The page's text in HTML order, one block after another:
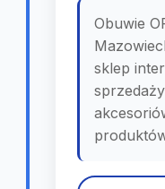
Obuwie
sklep